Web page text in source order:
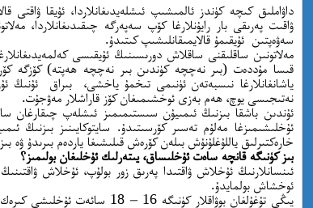
ۋاقىت پەرىقى بار رايۇنلارغا كۆپ سەپەرگە چىقىدىغانلاردا،
سەۋەپتىن ئۇيقىمۇ قالايمىقانلىشىپ كىتىدۇ.
مەلاتونىن ساقلىقنى ساقلاش دورىسىنىڭ ئۇيقىسى
ياشانغانلارغا نىسبەتەن ئۈنىمى تىخمۇ ياخشى، بىراق ئۇنىڭ
نەتىجىسى يوچ، ھەم بەزى ئوخشىمىغان كۆز قاراشلار مەۋجۇت.
ئۇندىن باشقا بىزنىڭ ئىمىيۇن سىستىمىمىز ئىشلەپ چىقارغان
ئۇخلىشىمىزغا مەلۇم تەسىر كۆرسىتىدۇ. سايتوكايىنىز بىزنىڭ
خارەكتىرلىق ياللۇغلۇنۇش بىلەن كۆرەش قىلىشىغا ياردەم بىرىدۇ ۋە
بىز كۈنىگە قانچە ساەت ئۇخلىساق، يىتەرلىك ئۇخلىغان بولىمىز؟
ئىنسانلارنىڭ ئۇخلاش ۋاقتىدا پەرىق زور بولۇپ، ئۇخلاش
ئوخشاش بولمايدۇ.
يىڭى تۇغۇلغان بوۋاقلار كۈنىگە